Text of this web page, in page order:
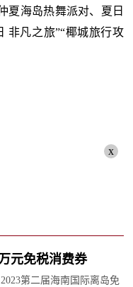
夏海岛热舞派对、夏日
非凡之旅”“椰城旅行攻
x
元免税消费券
第二届海南国际离岛免